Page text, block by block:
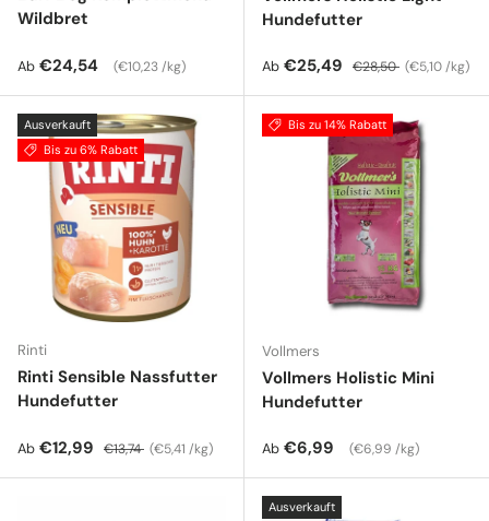
Wildbret
Normaler Preis
Ab €24,54 Grundpreis
€10,23 /kg
Hundefutter
Verkaufspreis
Ab €25,49 Normaler Preis
€28,50 Grundpreis
€5,10 /kg
Ausverkauft
Bis zu 6% Rabatt
Rinti
Rinti Sensible Nassfutter
Hundefutter
Verkaufspreis
Ab €12,99 Normaler Preis
€13,74 Grundpreis
€5,41 /kg
Bis zu 14% Rabatt
Vollmers
Vollmers Holistic Mini
Hundefutter
Normaler Preis
Ab €6,99 Grundpreis
€6,99 /kg
Ausverkauft